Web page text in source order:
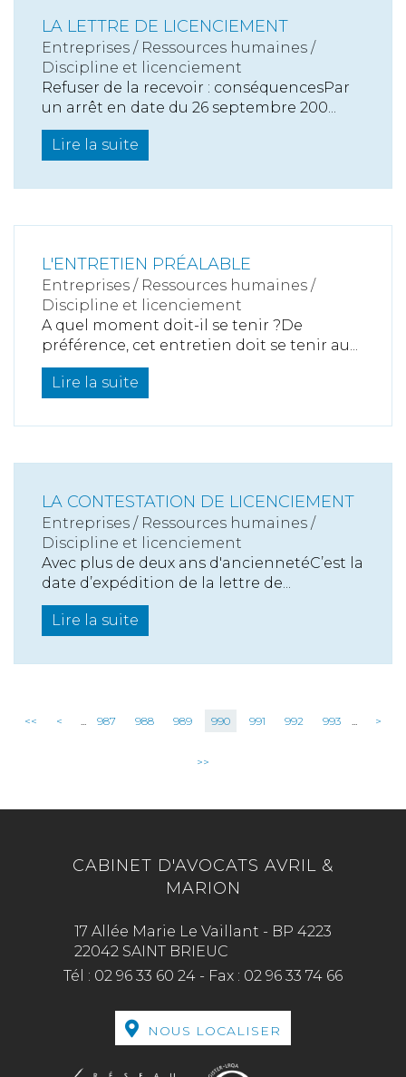
LA LETTRE DE LICENCIEMENT
Entreprises / Ressources humaines /
Discipline et licenciement
Refuser de la recevoir : conséquencesPar
un arrêt en date du 26 septembre 200...
Lire la suite
L'ENTRETIEN PRÉALABLE
Entreprises / Ressources humaines /
Discipline et licenciement
A quel moment doit-il se tenir ?De
préférence, cet entretien doit se tenir au...
Lire la suite
LA CONTESTATION DE LICENCIEMENT
Entreprises / Ressources humaines /
Discipline et licenciement
Avec plus de deux ans d'anciennetéC’est la
date d’expédition de la lettre de...
Lire la suite
<< < ... 987 988 989 990 991 992 993 ... >
>>
CABINET D'AVOCATS AVRIL &
MARION
17 Allée Marie Le Vaillant - BP 4223
22042 SAINT BRIEUC
Tél : 02 96 33 60 24 - Fax : 02 96 33 74 66
NOUS LOCALISER